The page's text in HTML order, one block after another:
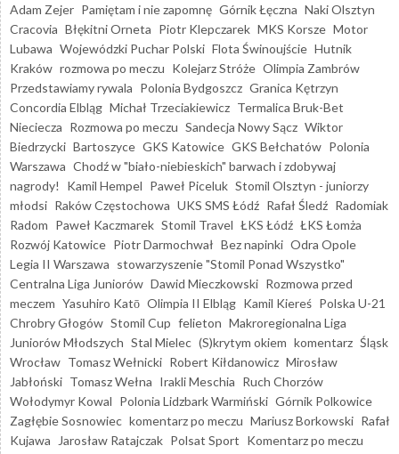
Adam Zejer Pamiętam i nie zapomnę Górnik Łęczna Naki Olsztyn
Cracovia Błękitni Orneta Piotr Klepczarek MKS Korsze Motor
Lubawa Wojewódzki Puchar Polski Flota Świnoujście Hutnik
Kraków rozmowa po meczu Kolejarz Stróże Olimpia Zambrów
Przedstawiamy rywala Polonia Bydgoszcz Granica Kętrzyn
Concordia Elbląg Michał Trzeciakiewicz Termalica Bruk-Bet
Nieciecza Rozmowa po meczu Sandecja Nowy Sącz Wiktor
Biedrzycki Bartoszyce GKS Katowice GKS Bełchatów Polonia
Warszawa Chodź w "biało-niebieskich" barwach i zdobywaj
nagrody!
Kamil Hempel Paweł Piceluk Stomil Olsztyn - juniorzy
młodsi Raków Częstochowa UKS SMS Łódź Rafał Śledź Radomiak
Radom Paweł Kaczmarek Stomil Travel ŁKS Łódź ŁKS Łomża
Rozwój Katowice Piotr Darmochwał Bez napinki Odra Opole
Legia II Warszawa stowarzyszenie "Stomil Ponad Wszystko"
Centralna Liga Juniorów Dawid Mieczkowski Rozmowa przed
meczem Yasuhiro Katō Olimpia II Elbląg Kamil Kiereś Polska U-21
Chrobry Głogów Stomil Cup felieton Makroregionalna Liga
Juniorów Młodszych Stal Mielec (S)krytym okiem komentarz Śląsk
Wrocław Tomasz Wełnicki Robert Kiłdanowicz Mirosław
Jabłoński Tomasz Wełna Irakli Meschia Ruch Chorzów
Wołodymyr Kowal Polonia Lidzbark Warmiński Górnik Polkowice
Zagłębie Sosnowiec komentarz po meczu Mariusz Borkowski Rafał
Kujawa
Jarosław Ratajczak Polsat Sport Komentarz po meczu